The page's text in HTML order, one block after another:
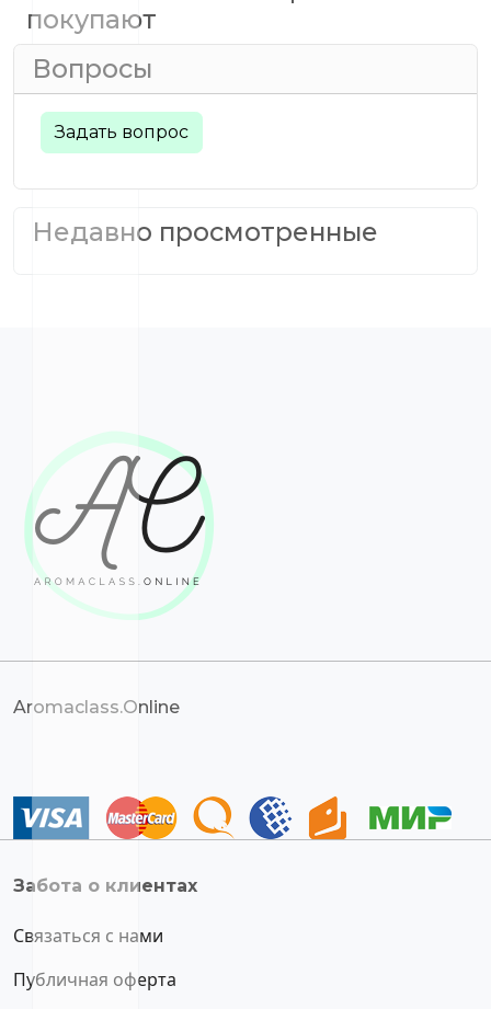
покупают
Вопросы
Задать вопрос
Недавно просмотренные
Aromaclass.Online
Забота о клиентах
Связаться с нами
Публичная оферта